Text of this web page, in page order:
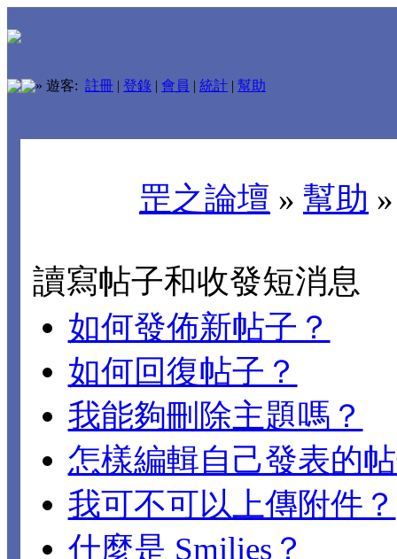
» 遊客: 註冊 | 登錄 | 會員 | 統計 | 幫助
罡之論壇 » 幫助
讀寫帖子和收發短消息
如何發佈新帖子？
如何回復帖子？
我能夠刪除主題嗎？
怎樣編輯自己發表的
我可不可以上傳附件？
什麼是 Smilies？